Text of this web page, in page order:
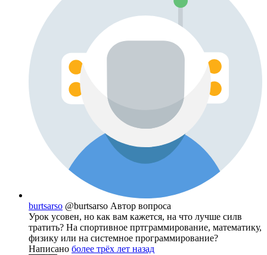
burtsarso @burtsarso Автор вопроса
Урок усовен, но как вам кажется, на что лучше силв
тратить? На спортивное пртграммирование, математику,
физику или на системное программирование?
Написано более трёх лет назад